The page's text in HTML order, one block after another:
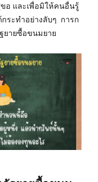
อ และเพื่อมิให้คนอื่นรู้
ระทำอย่างลับๆ การก
ยายซื้อขนมยาย